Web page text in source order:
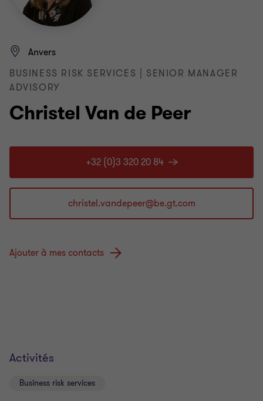
Christel Van de Peer
Anvers
BUSINESS RISK SERVICES | SENIOR MANAGER
ADVISORY
+32 (0)3 320 20 84
Ajouter à mes contacts
Activités
Business risk services